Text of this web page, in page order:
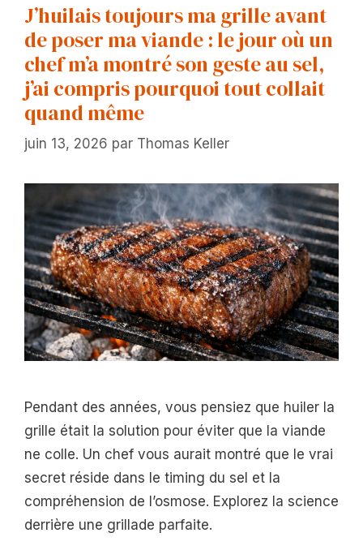
J’huilais toujours ma grille avant
de poser ma viande : le jour où un
chef m’a montré son geste au sel,
j’ai compris pourquoi tout collait
quand même
juin 13, 2026 par Thomas Keller
Pendant des années, vous pensiez que huiler la
grille était la solution pour éviter que la viande
ne colle. Un chef vous aurait montré que le vrai
secret réside dans le timing du sel et la
compréhension de l’osmose. Explorez la science
derrière une grillade parfaite.